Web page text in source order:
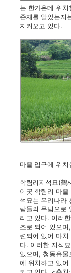
논 한가운데 위치
존재를 알았는지
지켜오고 있다.
마을 입구에 위치
학림리지석묘(鶴
이곳 학림리 마
석묘는 우리나라
람들의 무덤으로
리고 있다. 이러
조로 되어 있으
련되어 있어 마
다. 이러한 지석
있으며, 청동유
에 위치하고 있어
되고 있다. <출처